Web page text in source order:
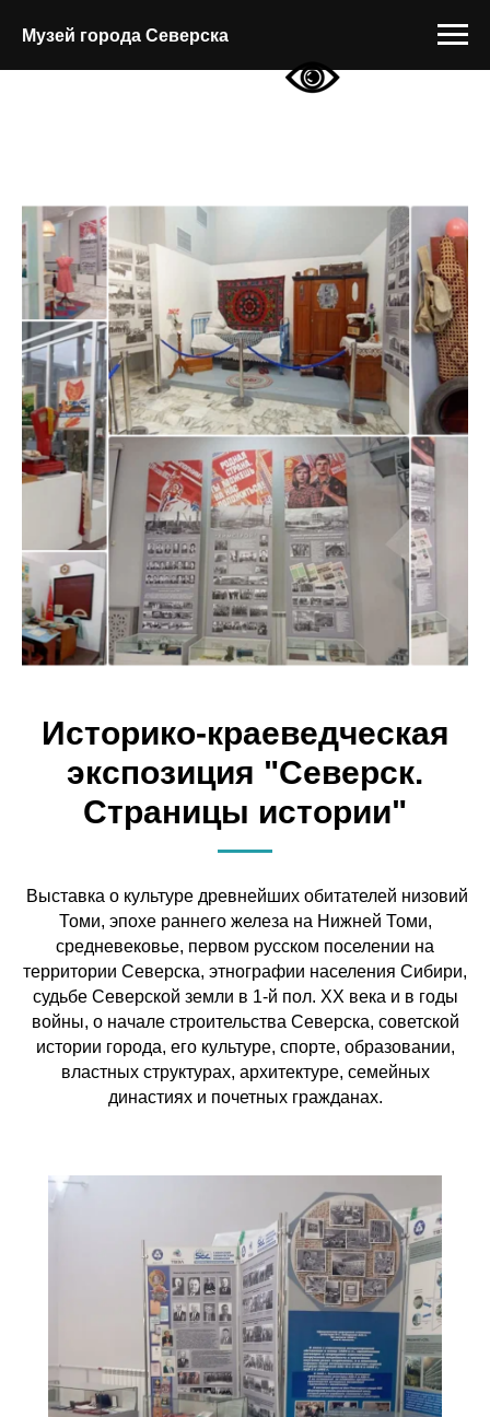
Музей города Северска
Историко-краеведческая
экспозиция "Северск.
Страницы истории"
Выставка о культуре древнейших обитателей низовий
Томи, эпохе раннего железа на Нижней Томи,
средневековье, первом русском поселении на
территории Северска, этнографии населения Сибири,
судьбе Северской земли в 1-й пол. XX века и в годы
войны, о начале строительства Северска, советской
истории города, его культуре, спорте, образовании,
властных структурах, архитектуре, семейных
династиях и почетных гражданах.